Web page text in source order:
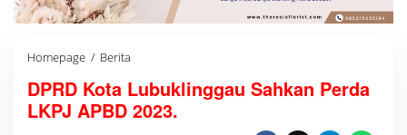
Homepage / Berita
R
D
K
DPRD Kota Lubuklinggau Sahkan Perda
LKPJ APBD 2023.